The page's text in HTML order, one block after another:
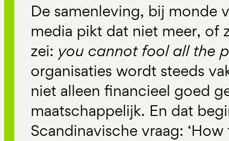
De samenleving, bij monde
media pikt dat niet meer, of
zei: you cannot fool all the
organisaties wordt steeds
niet alleen financieel goed
maatschappelijk. En dat
Scandinavische vraag: